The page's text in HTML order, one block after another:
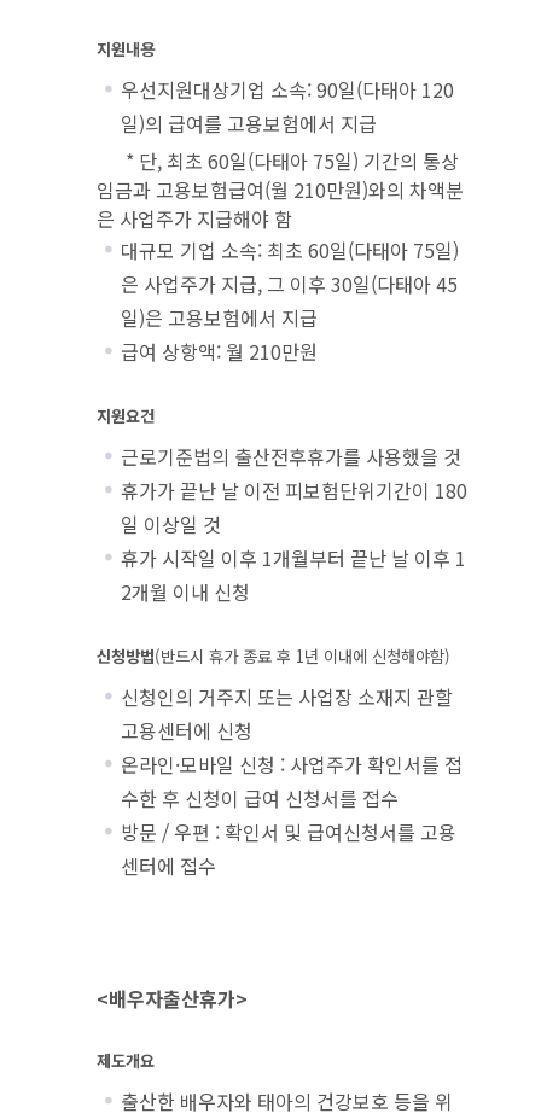
지원내용
우선지원대상기업 소속: 90일(다태아 120
일)의 급여를 고용보험에서 지급
* 단, 최초 60일(다태아 75일) 기간의 통상
임금과 고용보험급여(월 210만원)와의 차액분
은 사업주가 지급해야 함
대규모 기업 소속: 최초 60일(다태아 75일)
은 사업주가 지급, 그 이후 30일(다태아 45
일)은 고용보험에서 지급
급여 상항액: 월 210만원
지원요건
근로기준법의 출산전후휴가를 사용했을 것
휴가가 끝난 날 이전 피보험단위기간이 180
일 이상일 것
휴가 시작일 이후 1개월부터 끝난 날 이후 1
2개월 이내 신청
신청방법(반드시 휴가 종료 후 1년 이내에 신청해야함)
신청인의 거주지 또는 사업장 소재지 관할
고용센터에 신청
온라인·모바일 신청 : 사업주가 확인서를 접
수한 후 신청이 급여 신청서를 접수
방문 / 우편 : 확인서 및 급여신청서를 고용
센터에 접수
<배우자출산휴가>
제도개요
출산한 배우자와 태아의 건강보호 등을 위